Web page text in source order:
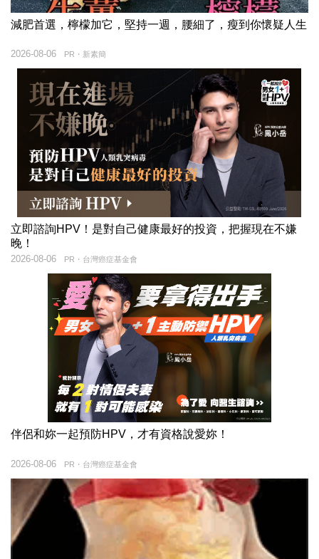
減肥首選，檸檬加它，堅持一週，腰細了，瘦到你懷疑人生
PR・新素簡
2026-08-06
立即諮詢HPV！是對自己健康最好的投資，把握現在不嫌
晚！
PR・台灣癌症基金會
2026-08-06
伴侶和妳一起預防HPV，才有資格說愛妳！
PR・台灣癌症基金會
2026-08-06